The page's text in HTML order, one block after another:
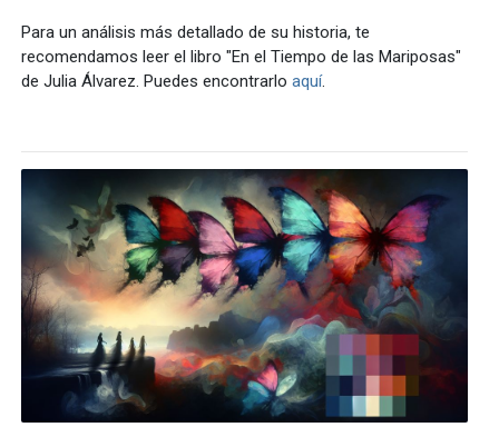
Para un análisis más detallado de su historia, te
recomendamos leer el libro "En el Tiempo de las Mariposas"
de Julia Álvarez. Puedes encontrarloaquí.